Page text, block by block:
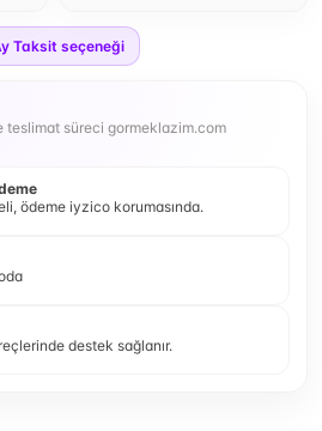
Taksit seçeneği
teslimat süreci gormeklazim.com
ödeme iyzico korumasında.
destek sağlanır.